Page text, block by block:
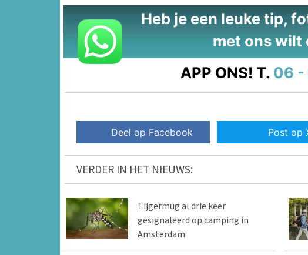
Heb je een leuke tip,
met ons wilt
APP ONS! T. 06 -
Deel op Facebook Post op
VERDER IN HET NIEUWS:
Tijgermug al drie keer
gesignaleerd op camping in
Amsterdam